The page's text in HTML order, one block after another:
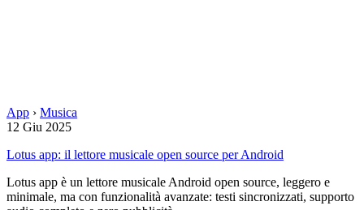
App › Musica
12 Giu 2025
Lotus app: il lettore musicale open source per Android
Lotus app è un lettore musicale Android open source, leggero e
minimale, ma con funzionalità avanzate: testi sincronizzati, supporto